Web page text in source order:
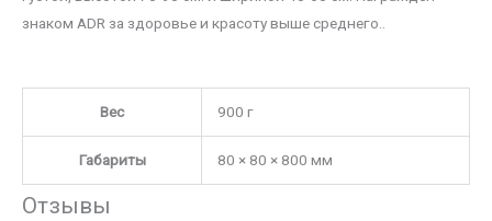
знаком ADR за здоровье и красоту выше среднего..
Вес 900 г
Габариты 80 × 80 × 800 мм
Отзывы